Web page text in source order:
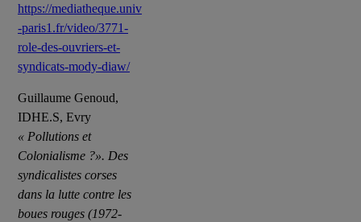
https://mediatheque.univ
-paris1.fr/video/3771-
role-des-ouvriers-et-
syndicats-mody-diaw/
Guillaume Genoud,
IDHE.S, Evry
« Pollutions et
Colonialisme ?». Des
syndicalistes corses
dans la lutte contre les
boues rouges (1972-